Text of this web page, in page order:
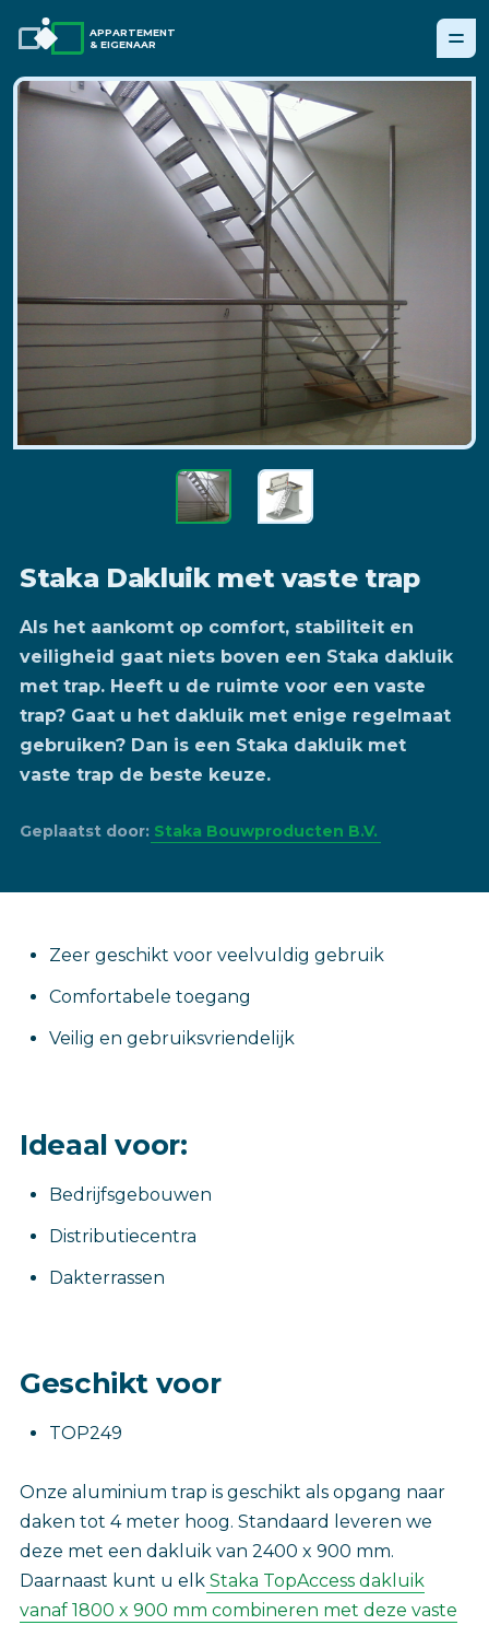
APPARTEMENT
& EIGENAAR
Staka Dakluik met vaste trap
Als het aankomt op comfort, stabiliteit en
veiligheid gaat niets boven een Staka dakluik
met trap. Heeft u de ruimte voor een vaste
trap? Gaat u het dakluik met enige regelmaat
gebruiken? Dan is een Staka dakluik met
vaste trap de beste keuze.
Geplaatst door: Staka Bouwproducten B.V.
Zeer geschikt voor veelvuldig gebruik
Comfortabele toegang
Veilig en gebruiksvriendelijk
Ideaal voor:
Bedrijfsgebouwen
Distributiecentra
Dakterrassen
Geschikt voor
TOP249
Onze aluminium trap is geschikt als opgang naar
daken tot 4 meter hoog. Standaard leveren we
deze met een dakluik van 2400 x 900 mm.
Daarnaast kunt u elk Staka TopAccess dakluik
vanaf 1800 x 900 mm combineren met deze vaste